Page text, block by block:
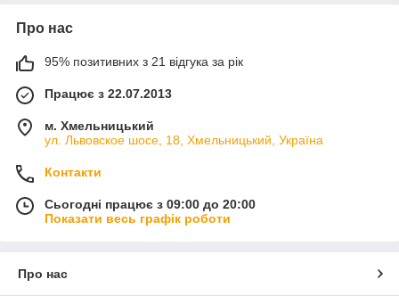
Про нас
95% позитивних з 21 відгука за рік
Працює з 22.07.2013
м. Хмельницький
ул. Львовское шосе, 18, Хмельницький, Україна
Контакти
Сьогодні працює з 09:00 до 20:00
Показати весь графік роботи
Про нас